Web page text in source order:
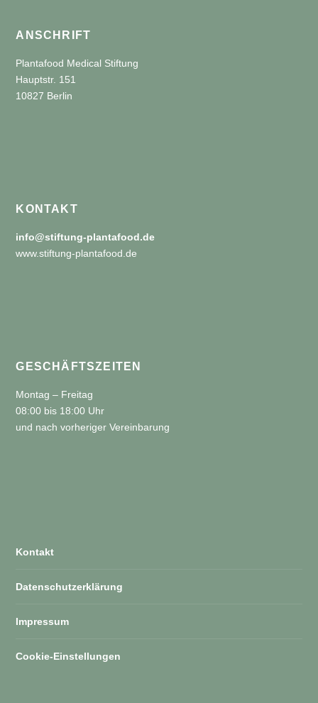
ANSCHRIFT
Plantafood Medical Stiftung
Hauptstr. 151
10827 Berlin
KONTAKT
info@stiftung-plantafood.de
www.stiftung-plantafood.de
GESCHÄFTSZEITEN
Montag – Freitag
08:00 bis 18:00 Uhr
und nach vorheriger Vereinbarung
Kontakt
Datenschutzerklärung
Impressum
Cookie-Einstellungen